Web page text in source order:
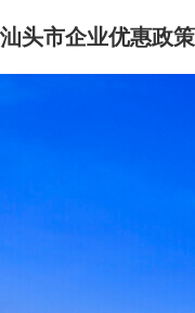
汕头市企业优惠政策